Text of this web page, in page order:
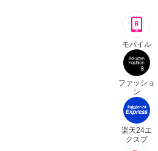
モバイル
ファッショ
ン
楽天24エ
クスプ